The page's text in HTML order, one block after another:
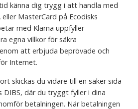
känna dig trygg i att handla med
MasterCard på Ecodisks
med Klarna uppfyller
egna villkor för säkra
att erbjuda beprövade och
Internet.
skickas du vidare till en säker sida
DIBS, där du tryggt fyller i dina
betalningen. När betalningen